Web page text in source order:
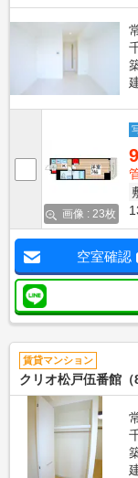
画像 : 23枚
空室確認
賃貸マンション
クリオ松戸伍番館（